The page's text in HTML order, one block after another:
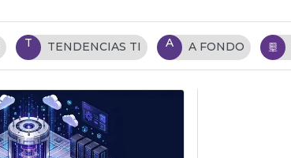
T TENDENCIAS TI A A FONDO